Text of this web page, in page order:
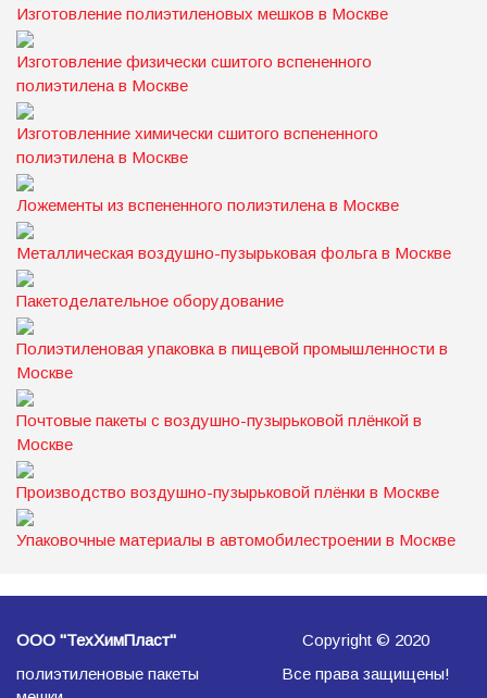
Изготовление полиэтиленовых мешков в Москве
Изготовление физически сшитого вспененного
полиэтилена в Москве
Изготовленние химически сшитого вспененного
полиэтилена в Москве
Ложементы из вспененного полиэтилена в Москве
Металлическая воздушно-пузырьковая фольга в Москве
Пакетоделательное оборудование
Полиэтиленовая упаковка в пищевой промышленности в
Москве
Почтовые пакеты с воздушно-пузырьковой плёнкой в
Москве
Производство воздушно-пузырьковой плёнки в Москве
Упаковочные материалы в автомобилестроении в Москве
ООО "ТехХимПласт"
полиэтиленовые пакеты
Copyright © 2020
Все права защищены!